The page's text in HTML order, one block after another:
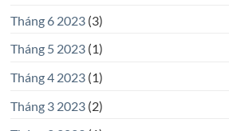
Tháng 6 2023(3)
Tháng 5 2023(1)
Tháng 4 2023(1)
Tháng 3 2023(2)